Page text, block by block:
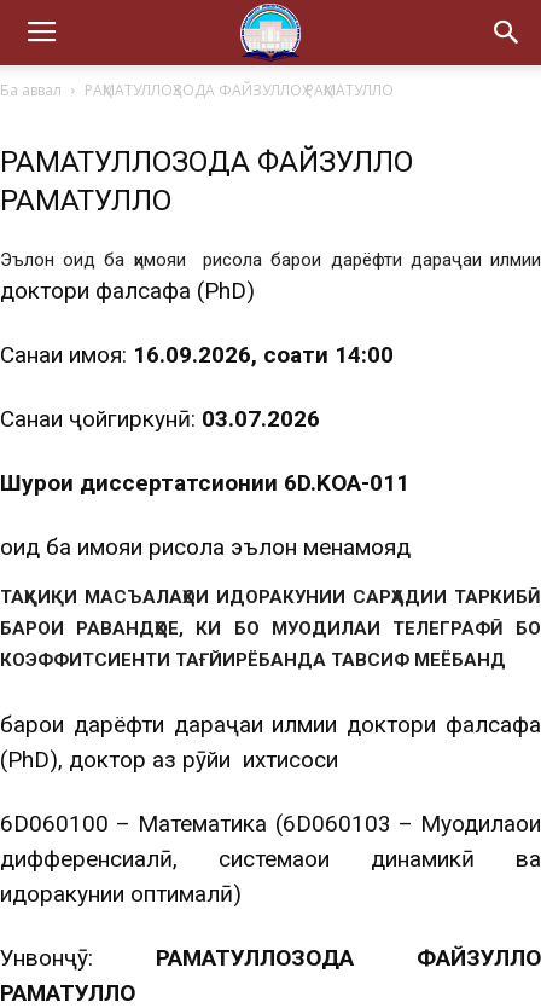
Ба аввал РАҲМАТУЛЛОҲЗОДА ФАЙЗУЛЛОҲ РАҲМАТУЛЛО
РАҲМАТУЛЛОҲЗОДА ФАЙЗУЛЛОҲ
РАҲМАТУЛЛО
Эълон оид ба ҳимояи рисола барои дарёфти дараҷаи илмии
доктори фалсафа (PhD)
Санаи ҳимоя: 16.09.2026, соати 14:00
Санаи ҷойгиркунӣ: 03.07.2026
Шурои диссертатсионии 6D.KOA-011
оид ба ҳимояи рисола эълон менамояд
ТАҲҚИҚИ МАСЪАЛАҲОИ ИДОРАКУНИИ САРҲАДИИ ТАРКИБӢ
БАРОИ РАВАНДҲОЕ, КИ БО МУОДИЛАИ ТЕЛЕГРАФӢ БО
КОЭФФИТСИЕНТИ ТАҒЙИРЁБАНДА ТАВСИФ МЕЁБАНД
барои дарёфти дараҷаи илмии доктори фалсафа
(PhD), доктор аз рӯйи ихтисоси
6D060100 – Математика (6D060103 – Муодилаҳои
дифференсиалӣ, системаҳои динамикӣ ва
идоракунии оптималӣ)
Унвонҷӯ: РАҲМАТУЛЛОҲЗОДА ФАЙЗУЛЛОҲ
РАҲМАТУЛЛО